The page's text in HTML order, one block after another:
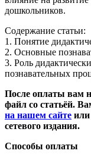
дошкольников.
Содержание статьи:
1. Понятие
2. Основные
3. Роль
познавательных
После оплаты вам
файл со статьёй.
на нашем сайте или
сетевого издания.
Способы оплаты